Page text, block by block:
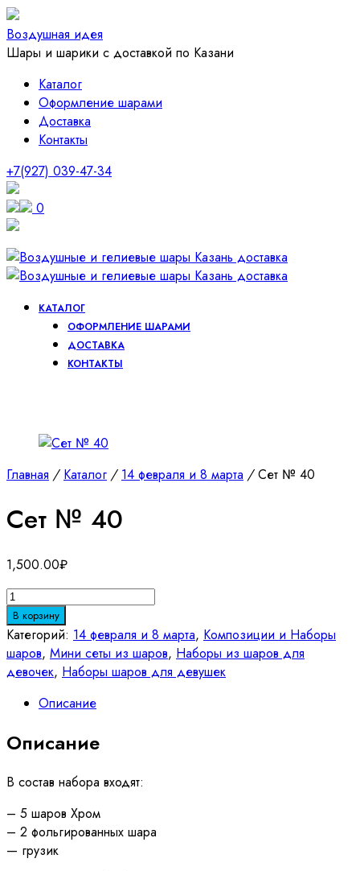
Воздушная идея
Шары и шарики с доставкой по Казани
Каталог
Оформление шарами
Доставка
Контакты
+7(927) 039-47-34
0
КАТАЛОГ
ОФОРМЛЕНИЕ ШАРАМИ
ДОСТАВКА
КОНТАКТЫ
Главная / Каталог / 14 февраля и 8 марта /Сет № 40
Сет № 40
1,500.00₽
Количество
товара
Сет
№
40
В корзину
Категорий: 14 февраля и 8 марта, Композиции и Наборы
шаров, Мини сеты из шаров, Наборы из шаров для
девочек, Наборы шаров для девушек
Описание
Описание
В состав набора входят:
– 5 шаров Хром
– 2 фольгированных шара
— грузик